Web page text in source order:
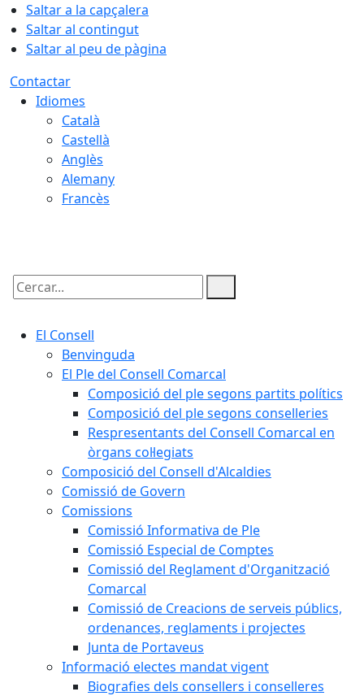
Saltar a la capçalera
Saltar al contingut
Saltar al peu de pàgina
Contactar
Idiomes
Català
Castellà
Anglès
Alemany
Francès
Cercar:
El Consell
Benvinguda
El Ple del Consell Comarcal
Composició del ple segons partits polítics
Composició del ple segons conselleries
Respresentants del Consell Comarcal en
òrgans col·legiats
Composició del Consell d'Alcaldies
Comissió de Govern
Comissions
Comissió Informativa de Ple
Comissió Especial de Comptes
Comissió del Reglament d'Organització
Comarcal
Comissió de Creacions de serveis públics,
ordenances, reglaments i projectes
Junta de Portaveus
Informació electes mandat vigent
Biografies dels consellers i conselleres